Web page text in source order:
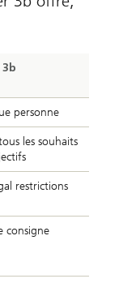
3b
personne
les souhaits
restrictions
consigne